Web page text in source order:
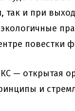
и при
повестки
— открытая
и